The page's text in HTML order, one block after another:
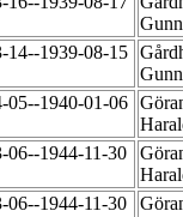
14--1939-08-15
05--1940-01-06
06--1944-11-30
06--1944-11-30